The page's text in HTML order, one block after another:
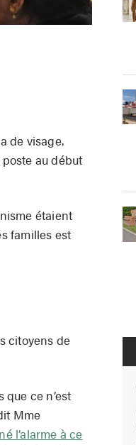
de visage.
au début
étaient
familles est
citoyens de
ce n’est
Mme
l’alarme à ce